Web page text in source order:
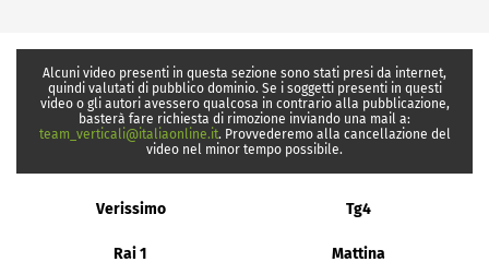
Alcuni video presenti in questa sezione sono stati presi da internet,
quindi valutati di pubblico dominio. Se i soggetti presenti in questi
video o gli autori avessero qualcosa in contrario alla pubblicazione,
basterà fare richiesta di rimozione inviando una mail a:
team_verticali@italiaonline.it. Provvederemo alla cancellazione del
video nel minor tempo possibile.
Verissimo Tg4
Rai 1 Mattina